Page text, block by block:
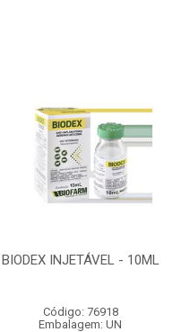
BIODEX INJETÁVEL - 10ML
Código: 76918
Embalagem: UN